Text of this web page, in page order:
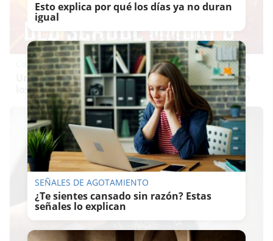
Corepunk MMORPG
Un verdadero MMORPG de la vieja escuela ¡Cómo
los de antes, pero mejor!
Esto explica por qué los días ya no duran
igual
SEÑALES DE AGOTAMIENTO
¿Te sientes cansado sin razón? Estas
señales lo explican